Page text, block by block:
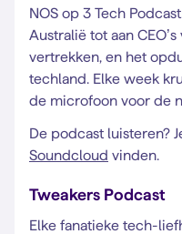
NOS op 3 Tech
Australië tot aan
vertrekken, en het
techland. Elke week
de microfoon voor de
De podcast luisteren?
Soundcloud vinden.
Tweakers Podcast
Elke fanatieke tech-